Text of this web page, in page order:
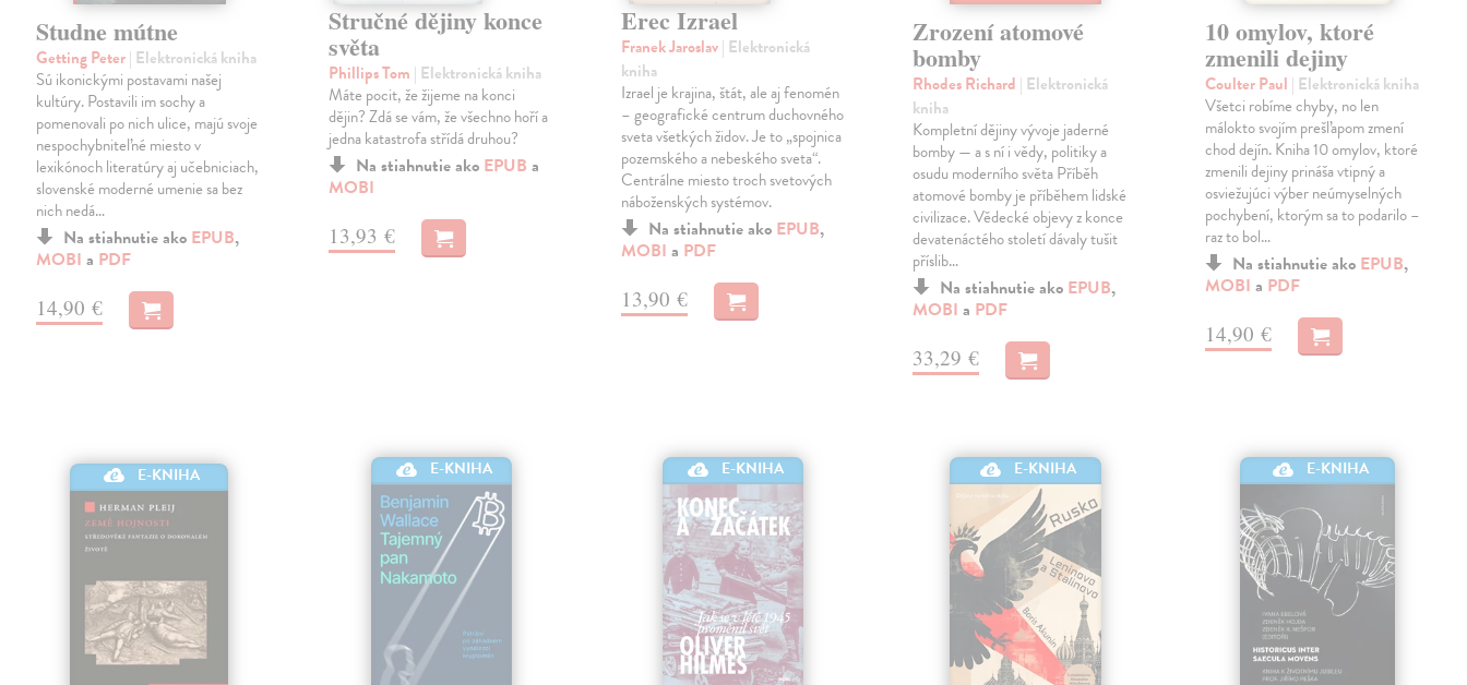
Studne mútne
Getting Peter| Elektronická kniha
Sú ikonickými postavami našej
kultúry. Postavili im sochy a
pomenovali po nich ulice, majú svoje
nespochybniteľné miesto v
lexikónoch literatúry aj učebniciach,
slovenské moderné umenie sa bez
nich nedá…
Na stiahnutie ako EPUB,
MOBI a PDF
14,90 €
Stručné dějiny konce
světa
Phillips Tom | Elektronická kniha
Máte pocit, že žijeme na konci
dějin? Zdá se vám, že všechno hoří a
jedna katastrofa střídá druhou?
Na stiahnutie ako EPUB a
MOBI
13,93 €
Erec Izrael
Franek Jaroslav| Elektronická
kniha
Izrael je krajina, štát, ale aj fenomén
– geografické centrum duchovného
sveta všetkých židov. Je to „spojnica
pozemského a nebeského sveta“.
Centrálne miesto troch svetových
náboženských systémov.
Na stiahnutie ako EPUB,
MOBI a PDF
13,90 €
Zrození atomové
bomby
Rhodes Richard | Elektronická
kniha
Kompletní dějiny vývoje jaderné
bomby — a s ní i vědy, politiky a
osudu moderního světa Příběh
atomové bomby je příběhem lidské
civilizace. Vědecké objevy z konce
devatenáctého století dávaly tušit
příslib…
Na stiahnutie ako EPUB,
MOBI a PDF
33,29 €
10 omylov, ktoré
zmenili dejiny
Coulter Paul | Elektronická kniha
Všetci robíme chyby, no len
málokto svojím prešľapom zmení
chod dejín. Kniha 10 omylov, ktoré
zmenili dejiny prináša vtipný a
osviežujúci výber neúmyselných
pochybení, ktorým sa to podarilo –
raz to bol…
Na stiahnutie ako EPUB,
MOBI a PDF
14,90 €
E-KNIHA E-KNIHA E-KNIHA E-KNIHA E-KNIHA